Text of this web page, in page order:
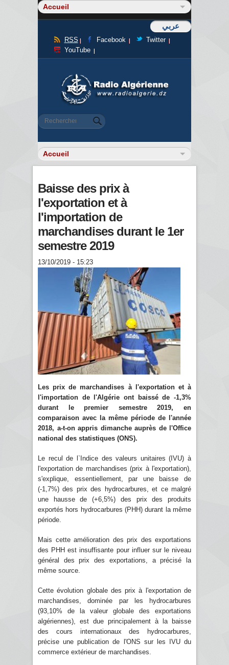
عربي
RSS Facebook
Twitter
YouTube
Formulaire de recherche
Rechercher
Baisse des prix à
l'exportation et à
l'importation de
marchandises durant le 1er
semestre 2019
13/10/2019 - 15:23
Les prix de marchandises à l'exportation et à
l'importation de l'Algérie ont baissé de -1,3%
durant le premier semestre 2019, en
comparaison avec la même période de l'année
2018, a-t-on appris dimanche auprès de l'Office
national des statistiques (ONS).
Le recul de l`Indice des valeurs unitaires (IVU) à
l'exportation de marchandises (prix à l'exportation),
s'explique, essentiellement, par une baisse de
(-1,7%) des prix des hydrocarbures, et ce malgré
une hausse de (+6,5%) des prix des produits
exportés hors hydrocarbures (PHH) durant la même
période.
Mais cette amélioration des prix des exportations
des PHH est insuffisante pour influer sur le niveau
général des prix des exportations, a précisé la
même source.
Cette évolution globale des prix à l'exportation de
marchandises, dominée par les hydrocarbures
(93,10% de la valeur globale des exportations
algériennes), est due principalement à la baisse
des cours internationaux des hydrocarbures,
précise une publication de l'ONS sur les IVU du
commerce extérieur de marchandises.